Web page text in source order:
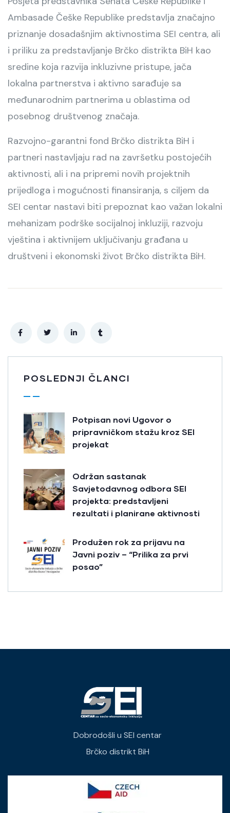
Ambasade Češke Republike predstavlja značajno
priznanje dosadašnjim aktivnostima SEI centra, ali
i priliku za predstavljanje Brčko distrikta BiH kao
sredine koja razvija inkluzivne pristupe, jača
lokalna partnerstva i aktivno sarađuje sa
međunarodnim partnerima u oblastima od
posebnog društvenog značaja.
Razvojno-garantni fond Brčko distrikta BiH i
partneri nastavljaju rad na završetku postojećih
aktivnosti, ali i na pripremi novih projektnih
prijedloga i mogućnosti finansiranja, s ciljem da
SEI centar nastavi biti prepoznat kao važan lokalni
mehanizam podrške socijalnoj inkluziji, razvoju
vještina i aktivnijem uključivanju građana u
društveni i ekonomski život Brčko distrikta BiH.
POSLEDNJI ČLANCI
Potpisan novi Ugovor o
pripravničkom stažu kroz SEI
projekat
Održan sastanak
Savjetodavnog odbora SEI
projekta: predstavljeni
rezultati i planirane aktivnosti
Produžen rok za prijavu na
Javni poziv – “Prilika za prvi
posao”
Dobrodošli u SEI centar
Brčko distrikt BiH